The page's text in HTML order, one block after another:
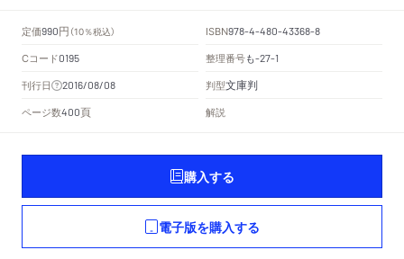
定価990円 （10％税込） ISBN978-4-480-43368-8
Cコード0195 整理番号も-27-1
刊行日 2016/08/08 判型文庫判
ページ数400頁 解説
購入する
電子版を購入する